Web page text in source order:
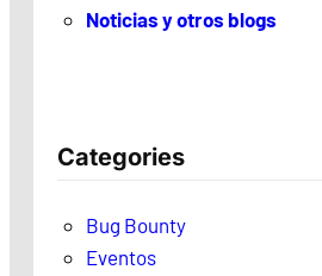
Noticias y otros blogs
Categories
Bug Bounty
Eventos